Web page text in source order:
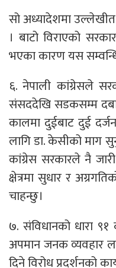
सो अध्यादेशमा उल्लेखीत
। बाटो विराएको
भएका कारण यस सम्वन्धि
६. नेपाली कांग्रेसले
संसददेखि सडकसम्म दबाब
कालमा दुईबाट दुई
लागि डा. केसीको माग
कांग्रेस सरकारले नै
क्षेत्रमा सुधार र
चाहन्छु।
७. संविधानको धारा ९१
अपमान जनक व्यवहार
दिने विरोध प्रदर्शनको